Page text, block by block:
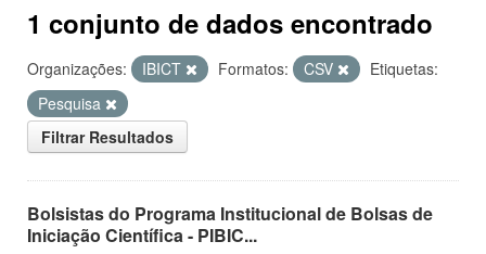
1 conjunto de dados encontrado
Organizações: IBICT Formatos: CSV
Etiquetas:
Pesquisa
Filtrar Resultados
Bolsistas do Programa Institucional de Bolsas de
Iniciação Científica - PIBIC...